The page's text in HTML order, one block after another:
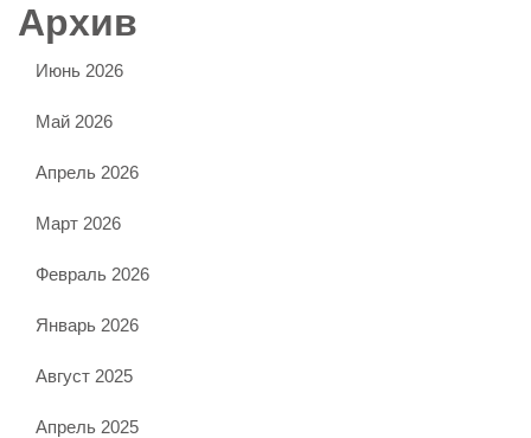
Архив
Июнь 2026
Май 2026
Апрель 2026
Март 2026
Февраль 2026
Январь 2026
Август 2025
Апрель 2025